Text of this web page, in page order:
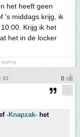
het heeft geen
's middags krijg, ik
Krijg ik het
het in de locker
33
-Knapzak- het